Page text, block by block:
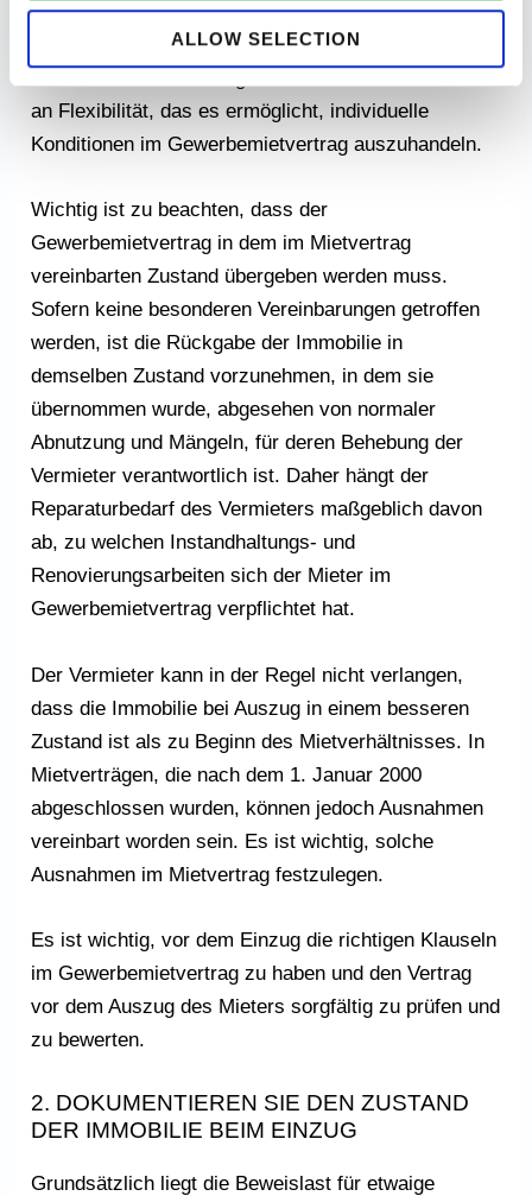
ALLOW SELECTION
an Flexibilität, das es ermöglicht, individuelle
Konditionen im Gewerbemietvertrag auszuhandeln.
Wichtig ist zu beachten, dass der
Gewerbemietvertrag in dem im Mietvertrag
vereinbarten Zustand übergeben werden muss.
Sofern keine besonderen Vereinbarungen getroffen
werden, ist die Rückgabe der Immobilie in
demselben Zustand vorzunehmen, in dem sie
übernommen wurde, abgesehen von normaler
Abnutzung und Mängeln, für deren Behebung der
Vermieter verantwortlich ist. Daher hängt der
Reparaturbedarf des Vermieters maßgeblich davon
ab, zu welchen Instandhaltungs- und
Renovierungsarbeiten sich der Mieter im
Gewerbemietvertrag verpflichtet hat.
Der Vermieter kann in der Regel nicht verlangen,
dass die Immobilie bei Auszug in einem besseren
Zustand ist als zu Beginn des Mietverhältnisses. In
Mietverträgen, die nach dem 1. Januar 2000
abgeschlossen wurden, können jedoch Ausnahmen
vereinbart worden sein. Es ist wichtig, solche
Ausnahmen im Mietvertrag festzulegen.
Es ist wichtig, vor dem Einzug die richtigen Klauseln
im Gewerbemietvertrag zu haben und den Vertrag
vor dem Auszug des Mieters sorgfältig zu prüfen und
zu bewerten.
2. DOKUMENTIEREN SIE DEN ZUSTAND
DER IMMOBILIE BEIM EINZUG
Grundsätzlich liegt die Beweislast für etwaige